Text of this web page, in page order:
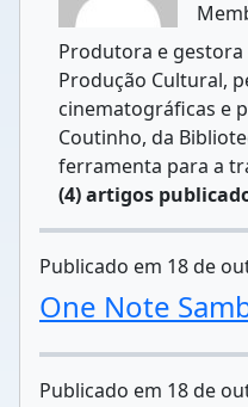
Produtora e
Produção Cultural,
cinematográficas e
Coutinho, da
ferramenta para a
(4) artigos
Publicado em 18 de
One Note
Publicado em 18 de